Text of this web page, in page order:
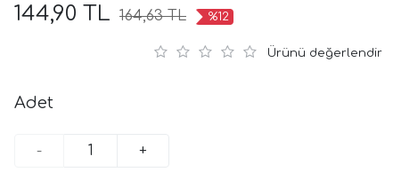
144,90 TL 164,63 TL %12
Ürünü değerlendir
Adet
- +